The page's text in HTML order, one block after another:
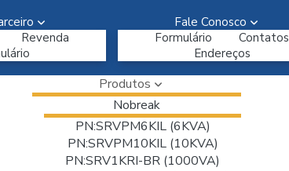
Revenda
Fale Conosco
Formulário
Contatos
Endereços
Produtos
Nobreak
PN:SRVPM6KIL (6KVA)
PN:SRVPM10KIL (10KVA)
PN:SRV1KRI-BR (1000VA)